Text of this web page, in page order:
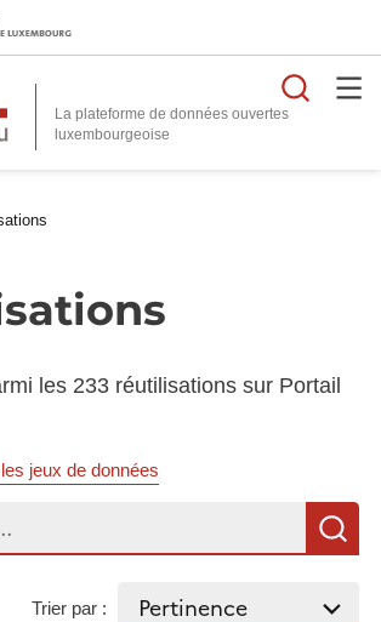
La plateforme de données ouvertes
les 233 réutilisations sur Portail
jeux de données
Trier par :